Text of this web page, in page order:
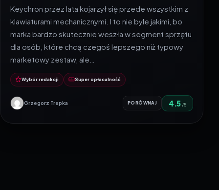
Keychron przez lata kojarzył się przede wszystkim z
klawiaturami mechanicznymi. I to nie byle jakimi, bo
marka bardzo skutecznie weszła w segment sprzętu
dla osób, które chcą czegoś lepszego niż typowy
marketowy zestaw, ale…
Wybór redakcji Super opłacalność
Grzegorz Trepka PORÓWNAJ 4.5 /5